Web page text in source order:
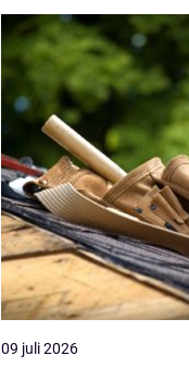
09 juli 2026